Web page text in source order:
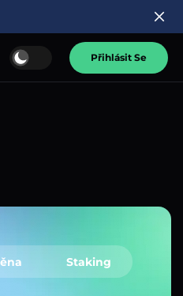
Přihlásit Se
Staking